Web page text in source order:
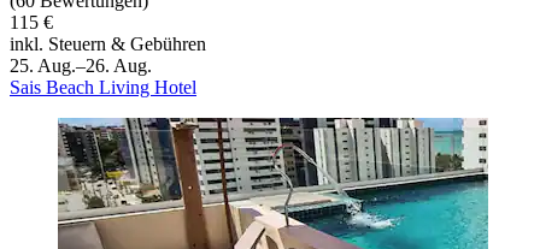
115 €
inkl. Steuern & Gebühren
25. Aug.–26. Aug.
Sais Beach Living Hotel